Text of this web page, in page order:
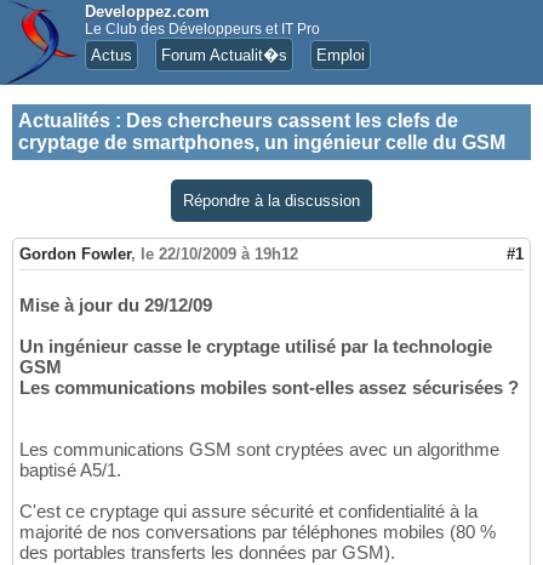
Developpez.com
Le Club des Développeurs et IT Pro
Actus Forum Actualit�s Emploi
Actualités : Des chercheurs cassent les clefs de
cryptage de smartphones, un ingénieur celle du GSM
Répondre à la discussion
Gordon Fowler, le 22/10/2009 à 19h12 #1
Mise à jour du 29/12/09
Un ingénieur casse le cryptage utilisé par la technologie
GSM
Les communications mobiles sont-elles assez sécurisées ?
Les communications GSM sont cryptées avec un algorithme
baptisé A5/1.
C'est ce cryptage qui assure sécurité et confidentialité à la
majorité de nos conversations par téléphones mobiles (80 %
des portables transferts les données par GSM).